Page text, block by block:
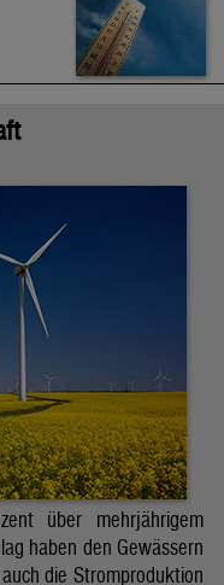
über mehrjährigem
haben den Gewässern
die Stromproduktion